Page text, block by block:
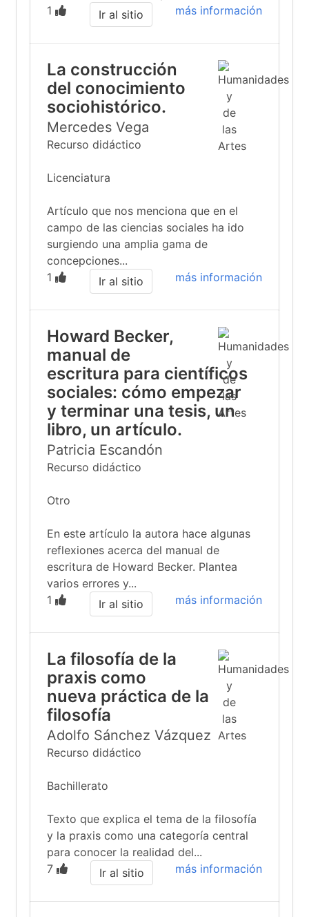
1
más información
Ir al sitio
La construcción
del conocimiento
sociohistórico.
Mercedes Vega
Recurso didáctico
Licenciatura
Artículo que nos menciona que en el
campo de las ciencias sociales ha ido
surgiendo una amplia gama de
concepciones...
1
más información
Ir al sitio
Howard Becker,
manual de
escritura para científicos
sociales: cómo empezar
y terminar una tesis, un
libro, un artículo.
Patricia Escandón
Recurso didáctico
Otro
En este artículo la autora hace algunas
reflexiones acerca del manual de
escritura de Howard Becker. Plantea
varios errores y...
1
más información
Ir al sitio
La filosofía de la
praxis como
nueva práctica de la
filosofía
Adolfo Sánchez Vázquez
Recurso didáctico
Bachillerato
Texto que explica el tema de la filosofía
y la praxis como una categoría central
para conocer la realidad del...
7
más información
Ir al sitio